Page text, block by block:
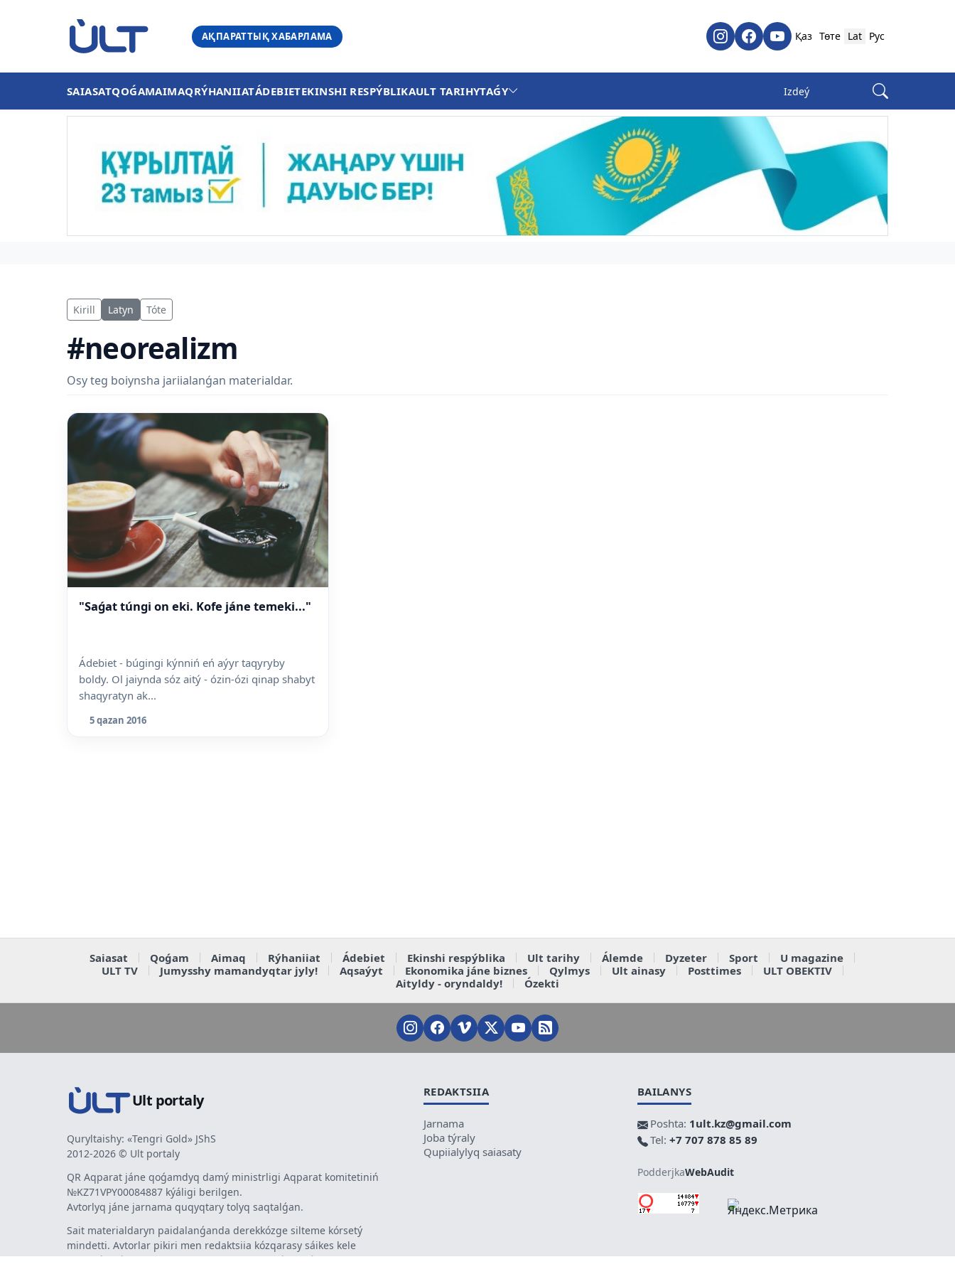
АҚПАРАТТЫҚ ХАБАРЛАМА Қаз Төте Lat Рус
SAIASATQOǴAMAIMAQRÝHANIIATÁDEBIETEKINSHI RESPÝBLIKAULT TARIHYTAǴY
Kirill Latyn Tóte
#neorealizm
Osy teg boiynsha jariialanǵan materialdar.
"Saǵat túngi on eki. Kofe jáne temeki..."
Ádebiet - búgingi kýnniń eń aýyr taqyryby
boldy. Ol jaiynda sóz aitý - ózin-ózi qinap shabyt
shaqyratyn ak...
5 qazan 2016
Saiasat Qoǵam Aimaq Rýhaniiat Ádebiet Ekinshi respýblika Ult tarihy Álemde Dyzeter Sport
U magazine
ULT TV
Jumysshy mamandyqtar jyly! Aqsaýyt Ekonomika jáne biznes Qylmys Ult ainasy Posttimes
ULT OBEKTIV
Aityldy - oryndaldy!
Ózekti
Ult portaly
Quryltaishy: «Tengri Gold» JShS
2012-2026 © Ult portaly
QR Aqparat jáne qoǵamdyq damý ministrligi Aqparat komitetiniń
№KZ71VPY00084887 kýáligi berilgen.
Avtorlyq jáne jarnama quqyqtary tolyq saqtalǵan.
Sait materialdaryn paidalanǵanda derekkózge silteme kórsetý
mindetti. Avtorlar pikiri men redaktsiia kózqarasy sáikes kele
bermeýi múmkin. Jarnama men habarlandyrýlardyń mazmunyna
REDAKTSIIA
Jarnama
Joba týraly
Qupiialylyq saiasaty
BAILANYS
Poshta: 1ult.kz@gmail.com
Tel: +7 707 878 85 89
PodderjkaWebAudit